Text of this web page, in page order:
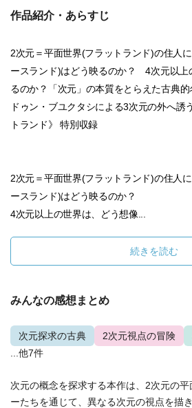
作品紹介・あらすじ
2次元＝平面世界(フラットランド)の住人
ースランド)はどう映るのか？ 4次元以上
るのか？「次元」の本質をとらえた古典
ドゥン・ブユクタシによる3次元の外へ誘
トランド》 特別収録
2次元＝平面世界(フラットランド)の住人
ースランド)はどう映るのか？
4次元以上の世界は、どう想像...
続きを読む
みんなの感想まとめ
次元探求の古典 2次元視点の冒険
...他7件
次元の概念を探求する本作は、2次元の
ーたちを通じて、異なる次元の視点を描